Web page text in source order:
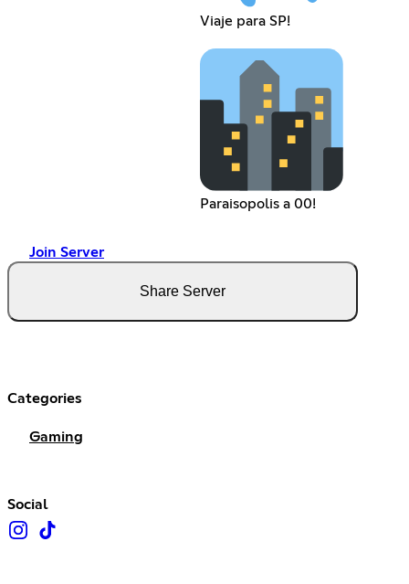
Viaje para SP!
Paraisopolis a 00!
Join Server
Share Server
Categories
Gaming
Social